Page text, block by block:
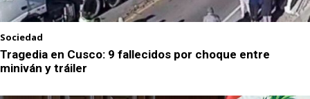
Sociedad
Tragedia en Cusco: 9 fallecidos por choque entre
miniván y tráiler